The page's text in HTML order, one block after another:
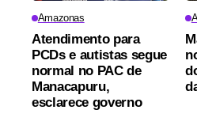
Amazonas
Atendimento para
PCDs e autistas segue
normal no PAC de
Manacapuru,
esclarece governo